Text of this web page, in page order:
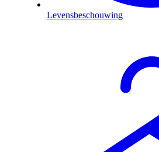
Levensbeschouwing